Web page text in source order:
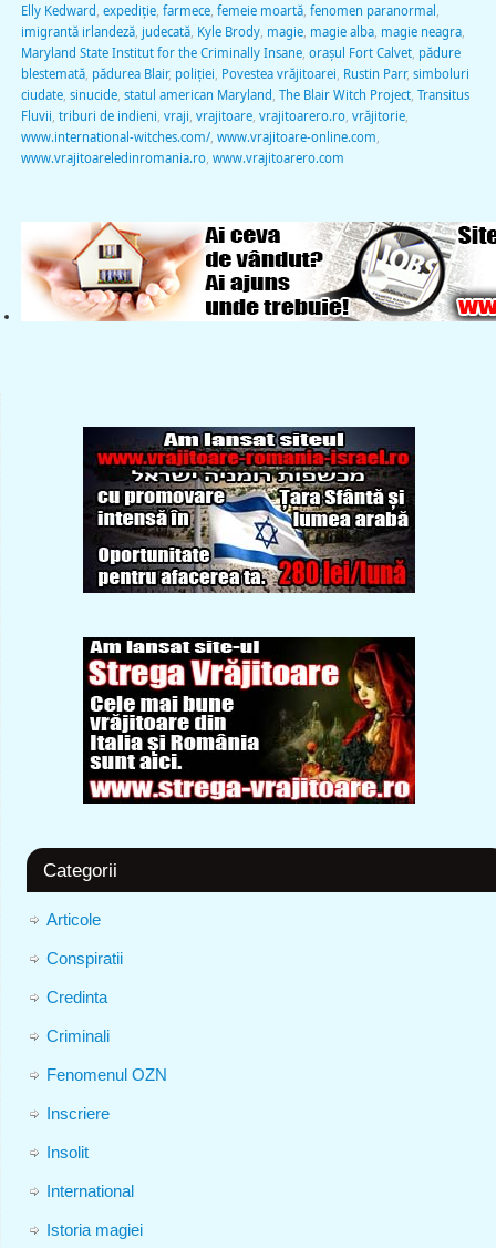
Elly Kedward expediţie, farmece, femeie moartă, fenomen paranormal
imigrantă irlandeză, judecată, Kyle Brody, magie, magie alba, magie neagra,
Maryland State Institut for the Criminally Insane, orașul Fort Calvet, pădure
blestemată, pădurea Blair, poliției Povestea vrăjitoarei Rustin Parr, simboluri
ciudate, sinucide, statul american Maryland The Blair Witch Project, Transitus
Fluvii triburi de indieni vraji vrajitoare, vrajitoarero.ro, vrăjitorie,
www.international-witches.com/, www.vrajitoare-online.com
www.vrajitoareledinromania.ro, www.vrajitoarero.com
Categorii
Articole
Conspiratii
Credinta
Criminali
Fenomenul OZN
Inscriere
Insolit
International
Istoria magiei